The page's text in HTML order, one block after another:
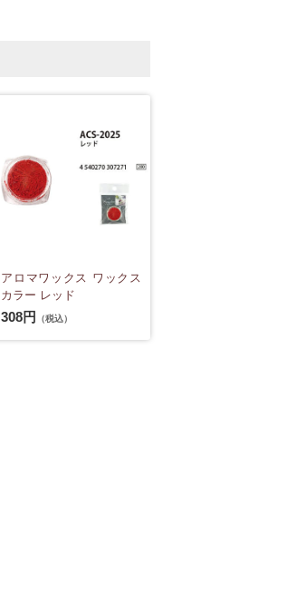
アロマワックス ワックス
カラー レッド
308円 （税込）